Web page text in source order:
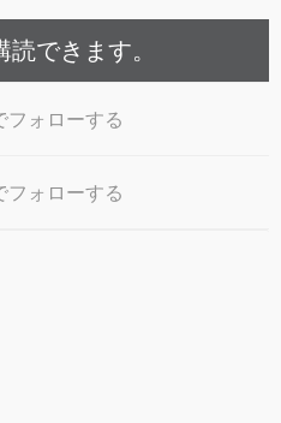
できます。
フォローする
フォローする